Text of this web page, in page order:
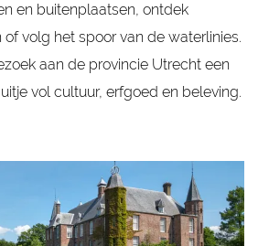
en buitenplaatsen, ontdek
volg het spoor van de waterlinies.
aan de provincie Utrecht een
vol cultuur, erfgoed en beleving.